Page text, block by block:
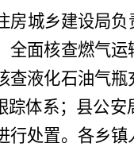
房城乡建设局
全面核查燃气
查液化石油气
踪体系；县公
行处置。各乡